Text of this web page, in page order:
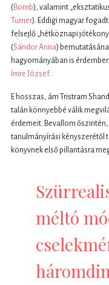
(Bomb), valamint
Turner). Eddigi magyar
felsejlő „hétköznapi jótékony
(Sándor Anna)
hagyományában is
Imre József.
E hosszas, ám Tristram
talán könnyebbé válik
érdemeit. Bevallom
tanulmányírási kényszerétől
könyvnek első pillantásra
méltó